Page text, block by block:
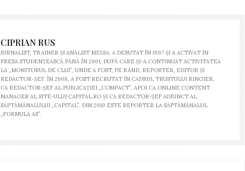
CIPRIAN RUS
JURNALIST, TRAINER ŞI ANALIST MEDIA. A DEBUTAT ÎN 1997 ŞI A ACTIVAT ÎN
PRESA STUDENŢEASCĂ PÂNĂ ÎN 2001, DUPĂ CARE ŞI-A CONTINUAT ACTIVITATEA
LA „MONITORUL DE CLUJ”, UNDE A FOST, PE RÂND, REPORTER, EDITOR ŞI
REDACTOR-ŞEF. ÎN 2008, A FOST RECRUTAT ÎN CADRUL TRUSTULUI RINGIER,
CA REDACTOR-ŞEF AL PUBLICAŢIEI „COMPACT”, APOI CA ONLINE CONTENT
MANAGER AL SITE-ULUI CAPITAL.RO ŞI CA REDACTOR-ŞEF ADJUNCT AL
SĂPTĂMÂNALULUI „CAPITAL”. DIN 2010 ESTE REPORTER LA SĂPTĂMÂNALUL
„FORMULA AS”.